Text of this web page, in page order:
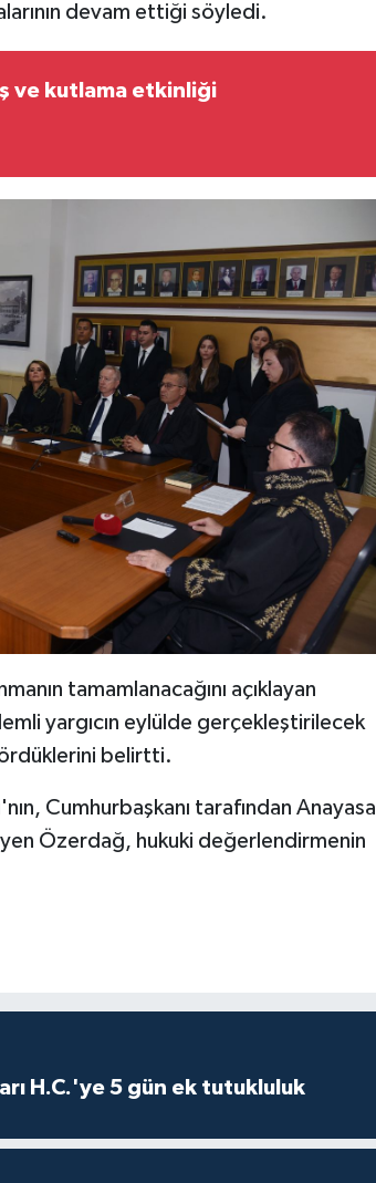
devam ettiği söyledi.
ve kutlama etkinliği
tamamlanacağını açıklayan
yargıcın eylülde gerçekleştirilecek
belirtti.
Cumhurbaşkanı tarafından Anayasa
Özerdağ, hukuki değerlendirmenin
H.C.'ye 5 gün ek tutukluluk